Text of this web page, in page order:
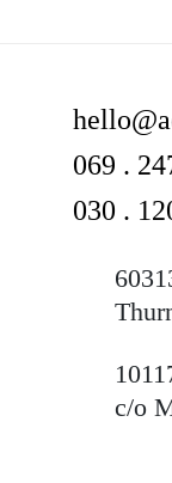
069 .
030 .
c/o